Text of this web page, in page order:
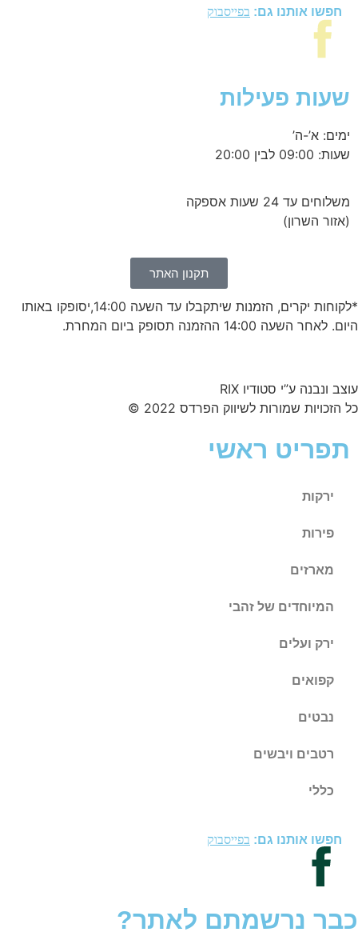
חפשו אותנו גם: בפייסבוק
שעות פעילות
ימים: א’-ה’
שעות: 09:00 לבין 20:00
משלוחים עד 24 שעות אספקה
(אזור השרון)
תקנון האתר
*לקוחות יקרים, הזמנות שיתקבלו עד השעה 14:00,יסופקו באותו
היום. לאחר השעה 14:00 ההזמנה תסופק ביום המחרת.
כל הזכויות שמורות לשיווק הפרדס 2022 ©
עוצב ונבנה ע”י סטודיו RIX
תפריט ראשי
ירקות
פירות
מארזים
המיוחדים של זהבי
ירק ועלים
קפואים
נבטים
רטבים ויבשים
כללי
חפשו אותנו גם: בפייסבוק
כבר נרשמתם לאתר?